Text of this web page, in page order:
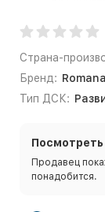
Страна-
Бренд: Romana
Тип ДСК:
Продавец
понадобится.